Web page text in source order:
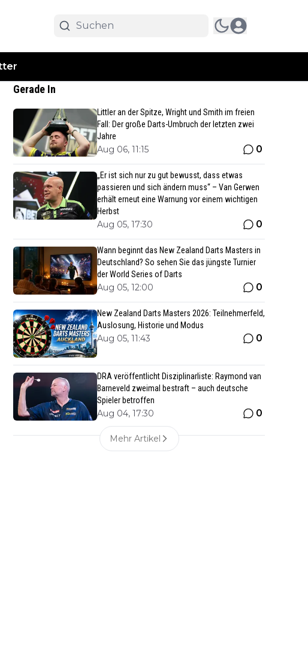
Gerade In
Littler an der Spitze, Wright und Smith im freien
Fall: Der große Darts-Umbruch der letzten zwei
Jahre
Aug 06, 11:15 0
„Er ist sich nur zu gut bewusst, dass etwas
passieren und sich ändern muss“ – Van Gerwen
erhält erneut eine Warnung vor einem wichtigen
Herbst
Aug 05, 17:30 0
Wann beginnt das New Zealand Darts Masters in
Deutschland? So sehen Sie das jüngste Turnier
der World Series of Darts
Aug 05, 12:00 0
New Zealand Darts Masters 2026: Teilnehmerfeld,
Auslosung, Historie und Modus
Aug 05, 11:43 0
DRA veröffentlicht Disziplinarliste: Raymond van
Barneveld zweimal bestraft – auch deutsche
Spieler betroffen
Aug 04, 17:30 0
Mehr Artikel